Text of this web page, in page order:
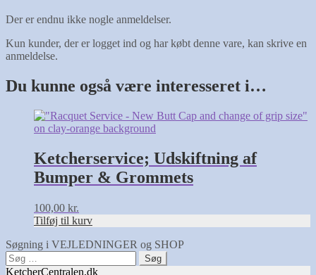
Der er endnu ikke nogle anmeldelser.
Kun kunder, der er logget ind og har købt denne vare, kan skrive en
anmeldelse.
Du kunne også være interesseret i…
Ketcherservice; Udskiftning af
Bumper & Grommets
100,00 kr.
Tilføj til kurv
Søgning i VEJLEDNINGER og SHOP
Søg
efter:
KetcherCentralen.dk